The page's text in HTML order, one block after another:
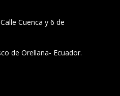
Cuenca y 6 de
de Orellana- Ecuador.